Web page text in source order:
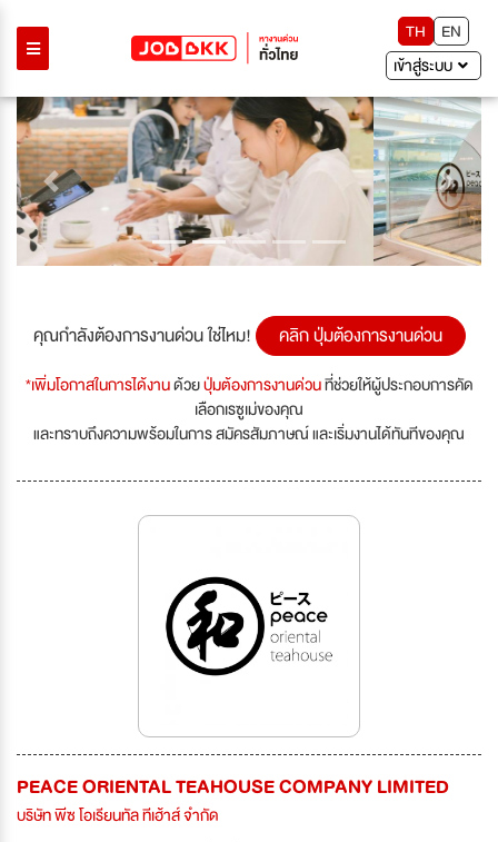
TH
EN
เข้าสู่ระบบ
Previous Next
คุณกำลังต้องการงานด่วน ใช่ไหม! คลิก ปุ่มต้องการงานด่วน
*เพิ่มโอกาสในการได้งานด้วยปุ่มต้องการงานด่วนที่ช่วยให้ผู้ประกอบการคัด
เลือกเรซูเม่ของคุณ
และทราบถึงความพร้อมในการ สมัครสัมภาษณ์ และเริ่มงานได้ทันทีของคุณ
PEACE ORIENTAL TEAHOUSE COMPANY LIMITED
บริษัท พีซ โอเรียนทัล ทีเฮ้าส์ จำกัด